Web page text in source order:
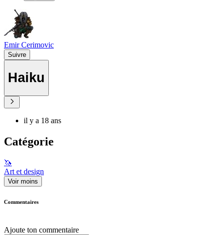
Emir Cerimovic
Suivre
Haiku
il y a 18 ans
Catégorie
🦄
Art et design
Voir moins
Commentaires
Ajoute ton commentaire